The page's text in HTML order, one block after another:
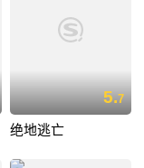
5.7
绝地逃亡